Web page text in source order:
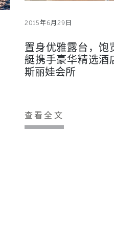
2015年6月29日
置身优雅露台，
艇携手豪华精选酒
斯丽娃会所
查看全文